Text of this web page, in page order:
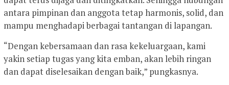
antara pimpinan dan anggota tetap harmonis, solid, dan
mampu menghadapi berbagai tantangan di lapangan.
“Dengan kebersamaan dan rasa kekeluargaan, kami
yakin setiap tugas yang kita emban, akan lebih ringan
dan dapat diselesaikan dengan baik,” pungkasnya.